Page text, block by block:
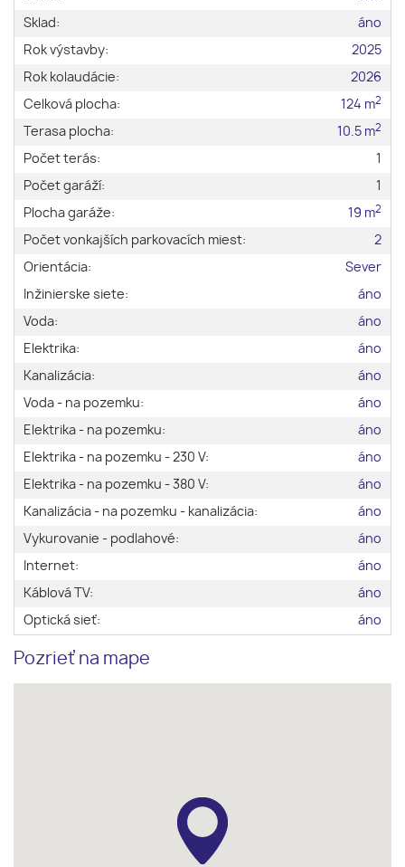
Sklad:
áno
Rok výstavby:
2025
Rok kolaudácie:
2026
Celková plocha:
124 m2
Terasa plocha: 10.5 m2
Počet terás:
1
Počet garáží:
1
Plocha garáže:
19 m2
Počet vonkajších parkovacích miest:
2
Orientácia:
Sever
Inžinierske siete:
áno
Voda:
áno
Elektrika:
áno
Kanalizácia:
áno
Voda - na pozemku:
áno
Elektrika - na pozemku:
áno
Elektrika - na pozemku - 230 V:
áno
Elektrika - na pozemku - 380 V:
áno
Kanalizácia - na pozemku - kanalizácia:
áno
Vykurovanie - podlahové:
áno
Internet:
áno
Káblová TV:
áno
Optická sieť:
áno
Pozrieť na mape